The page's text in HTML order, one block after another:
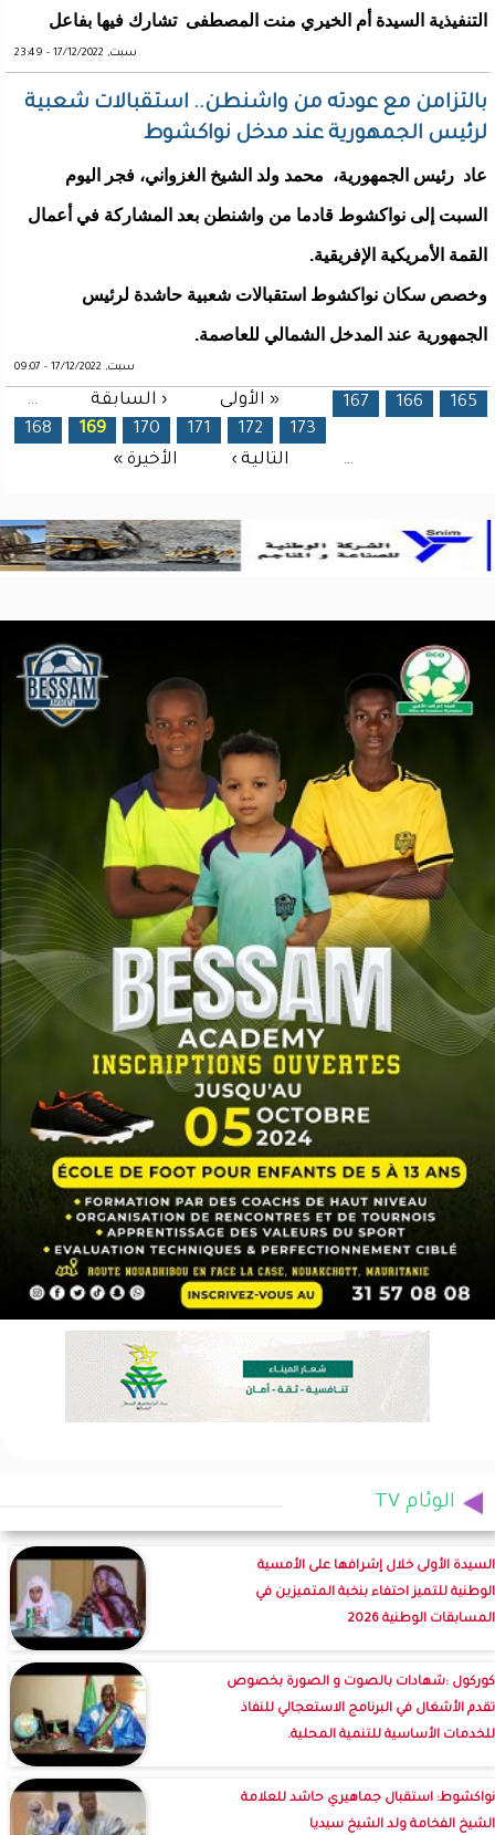
التنفيذية السيدة أم الخيري منت المصطفى تشارك فيها بفاعل
سبت, 17/12/2022 - 23:49
بالتزامن مع عودته من واشنطن.. استقبالات شعبية
لرئيس الجمهورية عند مدخل نواكشوط
عاد رئيس الجمهورية، محمد ولد الشيخ الغزواني، فجر اليوم
السبت إلى نواكشوط قادما من واشنطن بعد المشاركة في أعمال
القمة الأمريكية الإفريقية.
وخصص سكان نواكشوط استقبالات شعبية حاشدة لرئيس
الجمهورية عند المدخل الشمالي للعاصمة.
سبت, 17/12/2022 - 09:07
الصفحات « الأولى ‹ السابقة … 165
166
167
168
169 170 171 172
173
…
التالية › الأخيرة »
الوئام TV
السيدة الأولى خلال إشرافها على الأمسية
الوطنية للتميز احتفاء بنخبة المتميزين في
المسابقات الوطنية 2026
كوركول :شهادات بالصوت و الصورة بخصوص
تقدم الأشغال في البرنامج الاستعجالي للنفاذ
للخدمات الأساسية للتنمية المحلية.
نواكشوط: استقبال جماهيري حاشد للعلامة
الشيخ الفخامة ولد الشيخ سيديا